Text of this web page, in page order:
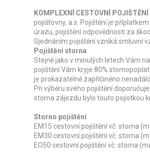
KOMPLEXNÍ CESTOVNÍ POJIŠTĚNÍ
pojišťovny, a.s. Pojištění je
úrazu, pojištění odpovědnosti za
Sjednáním pojištění vzniká smluvní
Pojištění storna
Stejně jako v minulých letech Vám
pojištění Vám kryje 80%
je prokazatelně zapříčiněno
Při výběru svého pojištění
storna zájezdu bylo touto pojistkou
Storno pojištění
EM15 cestovní pojištění vč. storna
EM30 cestovní pojištění vč. storna
EO50 cestovní pojištění vč. storna